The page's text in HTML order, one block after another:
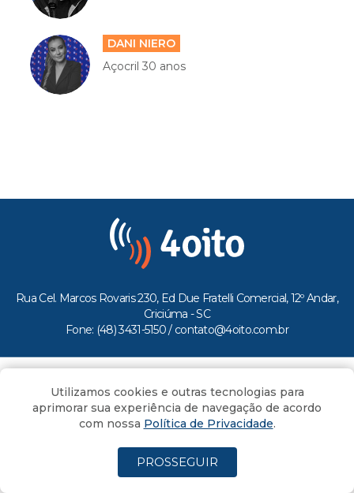
DANI NIERO
Açocril 30 anos
Rua Cel. Marcos Rovaris 230, Ed Due Fratelli Comercial, 12º Andar,
Criciúma - SC
Fone: (48) 3431-5150 / contato@4oito.com.br
Todos os direitos reservados ao Portal 4oito
Utilizamos cookies e outras tecnologias para
aprimorar sua experiência de navegação de acordo
com nossa Política de Privacidade.
PROSSEGUIR